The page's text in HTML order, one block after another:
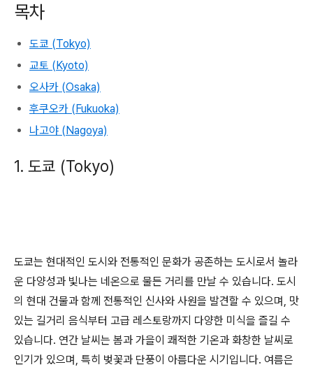
목차
도쿄 (Tokyo)
교토 (Kyoto)
오사카 (Osaka)
후쿠오카 (Fukuoka)
나고야 (Nagoya)
1. 도쿄 (Tokyo)
도쿄는 현대적인 도시와 전통적인 문화가 공존하는 도시로서 놀라
운 다양성과 빛나는 네온으로 물든 거리를 만날 수 있습니다. 도시
의 현대 건물과 함께 전통적인 신사와 사원을 발견할 수 있으며, 맛
있는 길거리 음식부터 고급 레스토랑까지 다양한 미식을 즐길 수
있습니다. 연간 날씨는 봄과 가을이 쾌적한 기온과 화창한 날씨로
인기가 있으며, 특히 벚꽃과 단풍이 아름다운 시기입니다. 여름은